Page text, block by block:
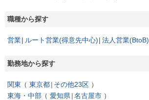
職種から探す
営業 ルート営業(得意先中心) 法人営業(BtoB)
勤務地から探す
関東 東京都 その他23区
東海・中部
愛知県 名古屋市